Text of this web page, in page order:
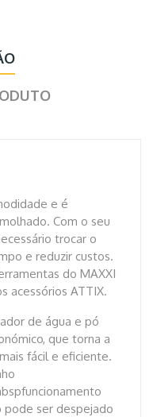
e é
Com o seu
trocar o
e reduzir custos.
do MAXXI
acessórios ATTIX.
de água e pó
que torna a
fácil e eficiente.
pode ser despejado